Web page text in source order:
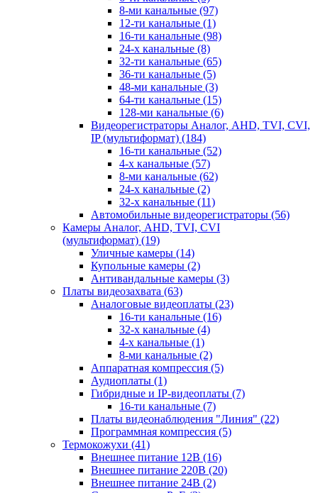
8-ми канальные (97)
12-ти канальные (1)
16-ти канальные (98)
24-х канальные (8)
32-ти канальные (65)
36-ти канальные (5)
48-ми канальные (3)
64-ти канальные (15)
128-ми канальные (6)
Видеорегистраторы Аналог, AHD, TVI, CVI,
IP (мультиформат) (184)
16-ти канальные (52)
4-х канальные (57)
8-ми канальные (62)
24-х канальные (2)
32-х канальные (11)
Автомобильные видеорегистраторы (56)
Камеры Аналог, AHD, TVI, CVI
(мультиформат) (19)
Уличные камеры (14)
Купольные камеры (2)
Антивандальные камеры (3)
Платы видеозахвата (63)
Аналоговые видеоплаты (23)
16-ти канальные (16)
32-х канальные (4)
4-х канальные (1)
8-ми канальные (2)
Аппаратная компрессия (5)
Аудиоплаты (1)
Гибридные и IP-видеоплаты (7)
16-ти канальные (7)
Платы видеонаблюдения "Линия" (22)
Программная компрессия (5)
Термокожухи (41)
Внешнее питание 12В (16)
Внешнее питание 220В (20)
Внешнее питание 24В (2)